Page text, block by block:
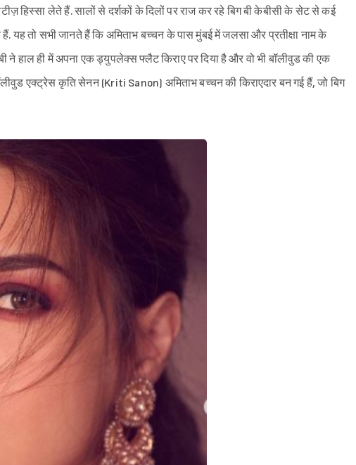
हिस्सा लेते हैं. सालों से दर्शकों के दिलों पर राज कर रहे बिग बी केबीसी के सेट से कई
तो सभी जानते हैं कि अमिताभ बच्चन के पास मुंबई में जलसा और प्रतीक्षा नाम के
हाल ही में अपना एक ड्युपलेक्स फ्लैट किराए पर दिया है और वो भी बॉलीवुड की एक
एक्ट्रेस कृति सेनन (Kriti Sanon) अमिताभ बच्चन की किराएदार बन गई हैं, जो बिग